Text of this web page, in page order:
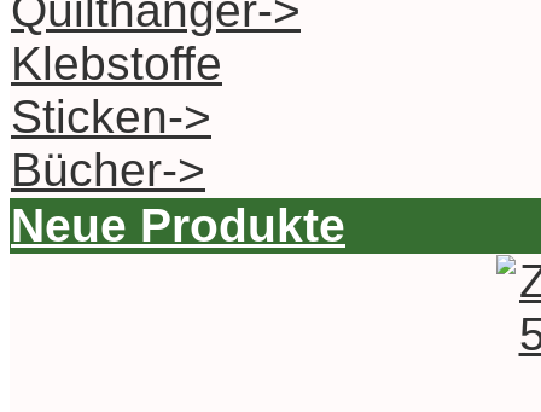
Klebstoffe
Sticken->
Bücher->
Neue Produkte